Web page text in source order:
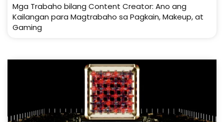
Mga Trabaho bilang Content Creator: Ano ang
Kailangan para Magtrabaho sa Pagkain, Makeup, at
Gaming